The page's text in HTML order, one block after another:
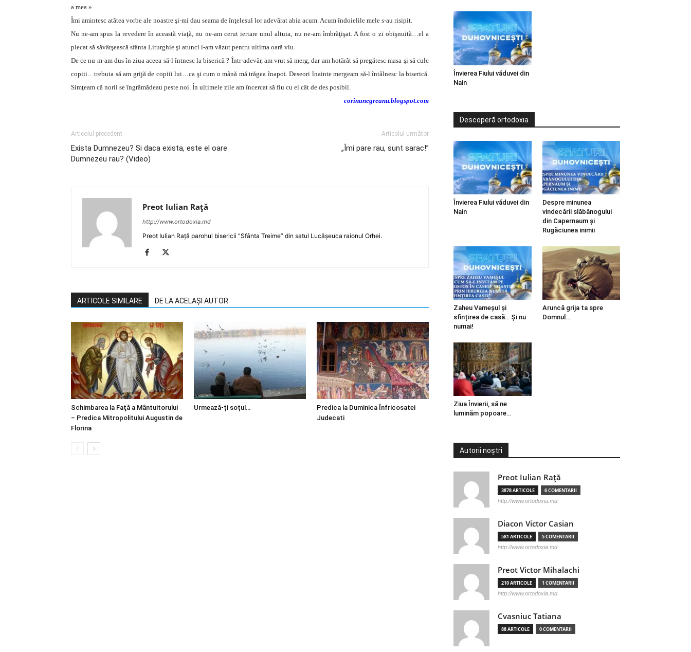
a mea ».
Îmi amintesc atâtea vorbe ale noastre şi-mi dau seama de înţelesul lor adevărat abia acum. Acum îndoielile mele s-au risipit.
Nu ne-am spus la revedere în această viaţă, nu ne-am cerut iertare unul altuia, nu ne-am îmbrăţişat. A fost o zi obişnuită…el a
plecat să săvârşească sfânta Liturghie şi atunci l-am văzut pentru ultima oară viu.
De ce nu m-am dus în ziua aceea să-l întnesc la biserică ? Într-adevăr, am vrut să merg, dar am hotărât să pregătesc masa şi să culc
copiii…trebuia să am grijă de copiii lui…ca şi cum o mână mă trăgea înapoi. Deseori înainte mergeam să-l întâlnesc la biserică.
Simţeam că norii se îngrămădeau peste noi. În ultimele zile am încercat să fiu cu el cât de des posibil.
corinanegreanu.blogspot.com
Articolul precedent
Exista Dumnezeu? Si daca exista, este el oare
Dumnezeu rau? (Video)
Articolul următor
„Îmi pare rau, sunt sarac!”
Preot Iulian Raţă
http://www.ortodoxia.md
Preot Iulian Rață parohul bisericii ”Sfânta Treime” din satul Lucășeuca raionul Orhei.
ARTICOLE SIMILARE DE LA ACELAȘI AUTOR
Schimbarea la Faţă a Mântuitorului
– Predica Mitropolitului Augustin de
Florina
Urmează-ți soțul…
Predica la Duminica Înfricosatei
Judecati
Învierea Fiului văduvei din
Nain
Descoperă ortodoxia
Învierea Fiului văduvei din
Nain
Despre minunea
vindecării slăbănogului
din Capernaum și
Rugăciunea inimii
Zaheu Vameșul și
sfințirea de casă… Și nu
numai!
Aruncă grija ta spre
Domnul…
Ziua Învierii, să ne
luminăm popoare…
Autorii noștri
Preot Iulian Raţă
3878 ARTICOLE 6 COMENTARII
http://www.ortodoxia.md
Diacon Victor Casian
581 ARTICOLE 5 COMENTARII
http://www.ortodoxia.md
Preot Victor Mihalachi
210 ARTICOLE 1 COMENTARII
http://www.ortodoxia.md
Cvasniuc Tatiana
88 ARTICOLE 0 COMENTARII